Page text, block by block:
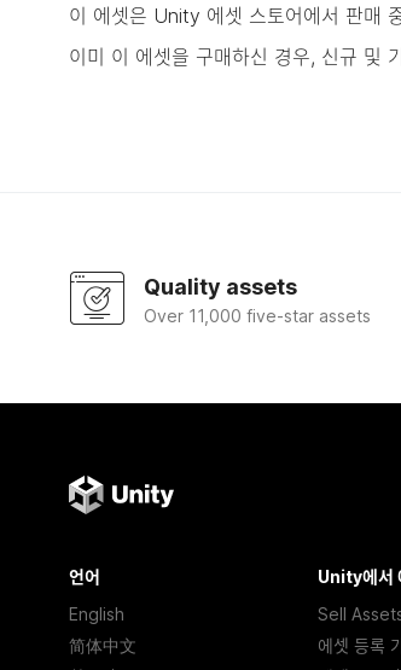
이 에셋은 Unity 에셋 스토어에서 판매
이미 이 에셋을 구매하신 경우, 신규 및
Quality assets
Over 11,000 five-star assets
언어
English
简体中文
Unity에서
Sell
에셋 등록